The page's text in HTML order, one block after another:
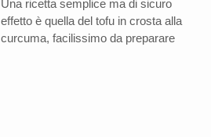
Una ricetta semplice ma di sicuro
effetto è quella del tofu in crosta alla
curcuma, facilissimo da preparare